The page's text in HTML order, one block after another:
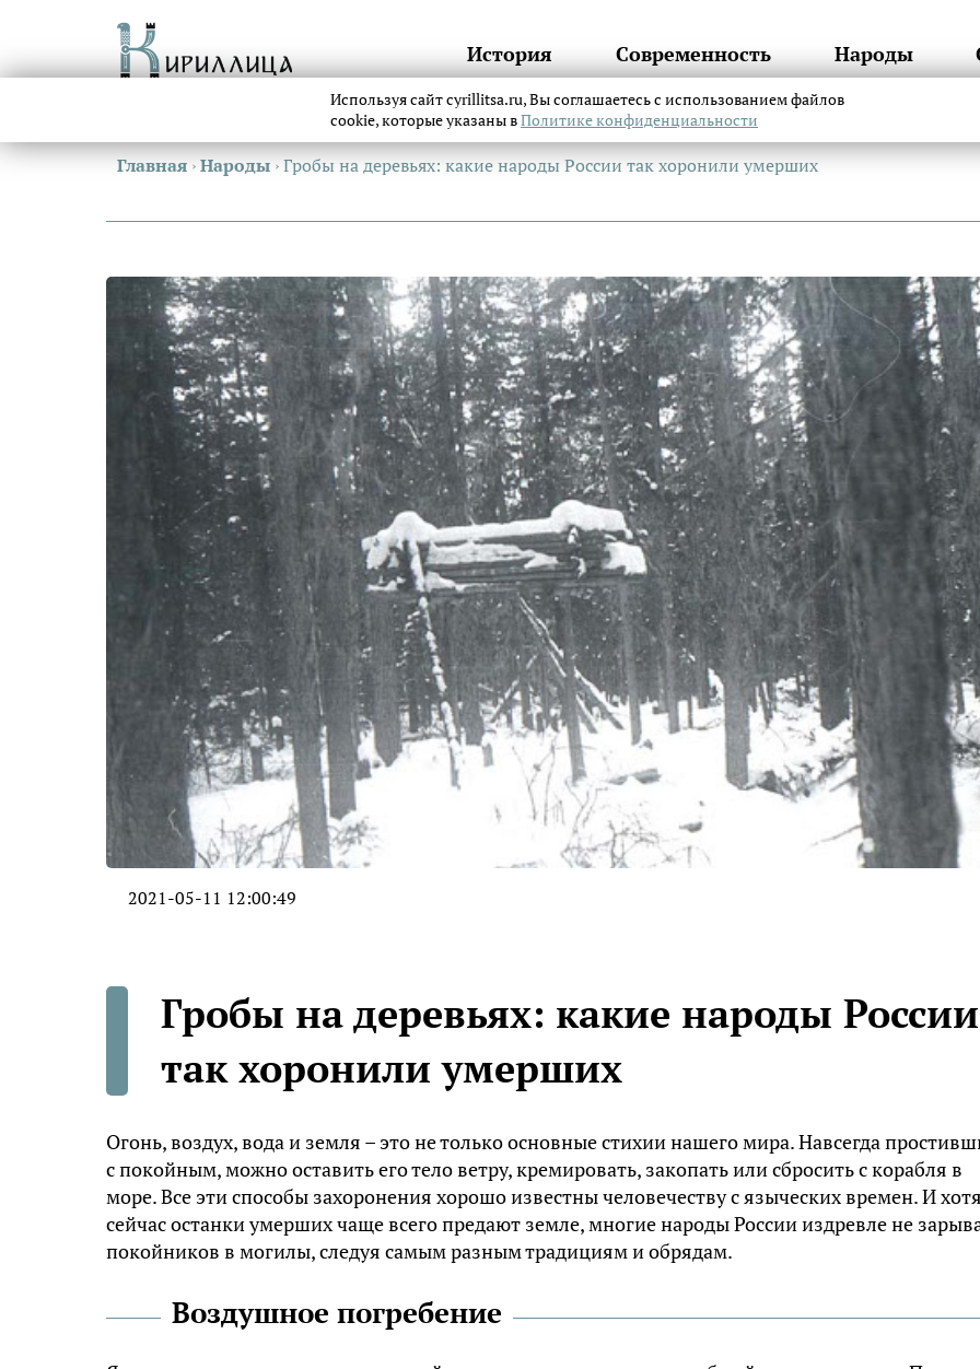
История Современность Народы
Главная ›Народы ›Гробы на деревьях: какие народы России так хоронили умерших
2021-05-11 12:00:49
Гробы на деревьях: какие народы России
так хоронили умерших
Огонь, воздух, вода и земля – это не только основные стихии нашего мира. Навсегда
с покойным, можно оставить его тело ветру, кремировать, закопать или сбросить с корабля в
море. Все эти способы захоронения хорошо известны человечеству с языческих времен. И хотя
сейчас останки умерших чаще всего предают земле, многие народы России издревле не
покойников в могилы, следуя самым разным традициям и обрядам.
Воздушное погребение
Используя сайт cyrillitsa.ru, Вы соглашаетесь с использованием файлов
cookie, которые указаны вПолитике конфиденциальности